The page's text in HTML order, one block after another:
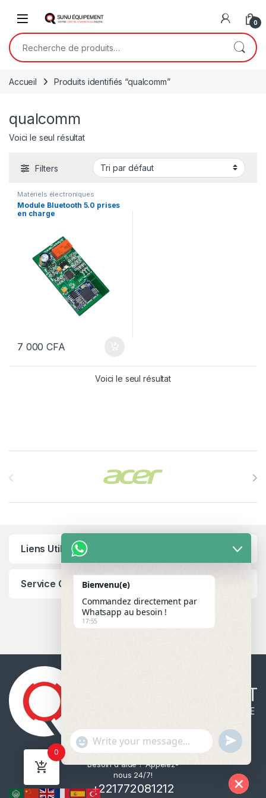
Open 0
Recherche pour :
Accueil Produits identifiés “qualcomm”
qualcomm
Voici le seul résultat
Filters
Matériels électroniques
Module Bluetooth 5.0 prises
en charge
7 000CFA
Voici le seul résultat
Liens Utiles
Service Client
Besoin d'aide ? Appelez-
nous 24/7!
+221772081212
0
Bienvenu(e)
Commandez directement par
Whatsapp au besoin !
17:55
"
+
c
a
WhatsApp Message
u
n
d